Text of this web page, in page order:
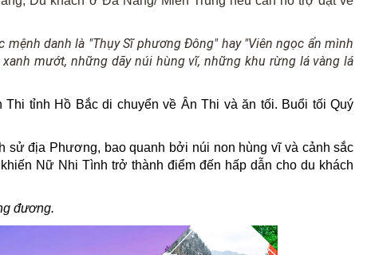
mệnh danh là "Thụy Sĩ phương Đông" hay "Viên ngọc ẩn mình
mướt, những dãy núi hùng vĩ, những khu rừng lá vàng lá
tỉnh Hồ Bắc di chuyển về Ân Thi và ăn tối. Buổi tối Quý
sử địa Phương, bao quanh bởi núi non hùng vĩ và cảnh sắc
Nữ Nhi Tình trở thành điểm đến hấp dẫn cho du khách
đương.